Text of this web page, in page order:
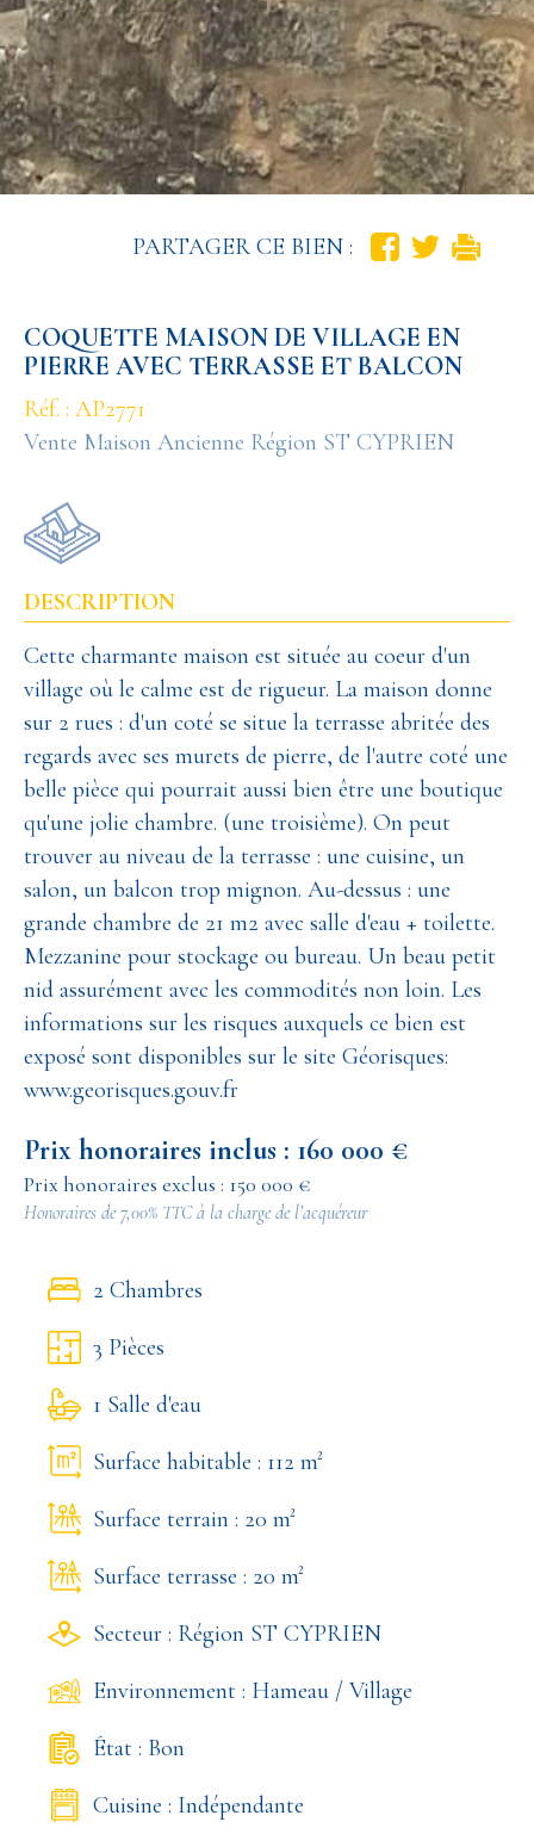
PARTAGER CE BIEN :
COQUETTE MAISON DE VILLAGE EN
PIERRE AVEC TERRASSE ET BALCON
Réf. : AP2771
Vente Maison Ancienne Région ST CYPRIEN
DESCRIPTION
Cette charmante maison est située au coeur d'un
village où le calme est de rigueur. La maison donne
sur 2 rues : d'un coté se situe la terrasse abritée des
regards avec ses murets de pierre, de l'autre coté une
belle pièce qui pourrait aussi bien être une boutique
qu'une jolie chambre. (une troisième). On peut
trouver au niveau de la terrasse : une cuisine, un
salon, un balcon trop mignon. Au-dessus : une
grande chambre de 21 m2 avec salle d'eau + toilette.
Mezzanine pour stockage ou bureau. Un beau petit
nid assurément avec les commodités non loin. Les
informations sur les risques auxquels ce bien est
exposé sont disponibles sur le site Géorisques:
www.georisques.gouv.fr
Prix honoraires inclus : 160 000 €
Prix honoraires exclus : 150 000 €
Honoraires de 7,00% TTC à la charge de l’acquéreur
2 Chambres
3 Pièces
1 Salle d'eau
Surface habitable : 112 m²
Surface terrain : 20 m²
Surface terrasse : 20 m²
Secteur : Région ST CYPRIEN
Environnement : Hameau / Village
État : Bon
Cuisine : Indépendante